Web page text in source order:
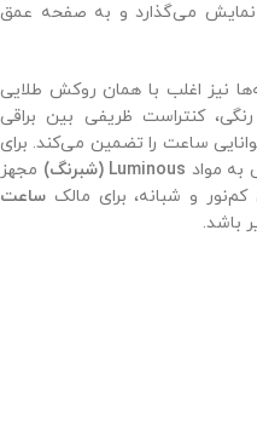
نمایش می‌گذارد و به صفحه عمق
نیز اغلب با همان روکش طلایی
کنتراست ظریفی بین براقی
ساعت را تضمین می‌کند. برای
به مواد Luminous (شبرنگ)
مجهز
و شبانه، برای مالک ساعت
باشد.